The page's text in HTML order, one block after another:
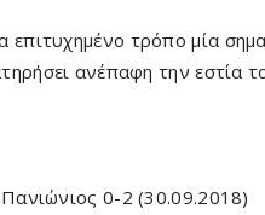
τρόπο μία
ανέπαφη την εστία
0-2 (30.09.2018)